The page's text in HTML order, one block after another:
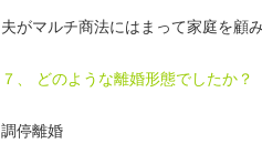
夫がマルチ商法にはまって家庭を顧
７、 どのような離婚形態でしたか？
調停離婚